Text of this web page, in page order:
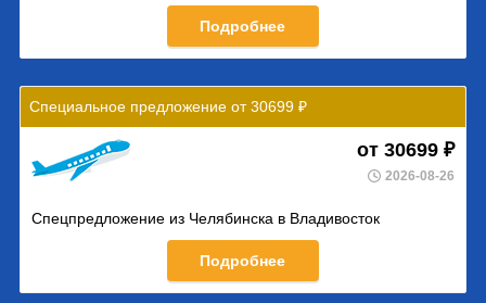
Подробнее
Специальное предложение от 30699 ₽
от 30699 ₽
2026-08-26
Спецпредложение из Челябинска в Владивосток
Подробнее